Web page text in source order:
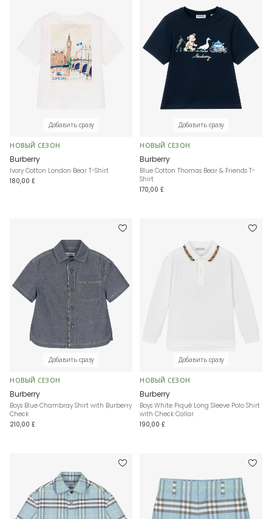
Добавить сразу
НОВЫЙ СЕЗОН
Burberry
Ivory Cotton London Bear T-Shirt
180,00 £
Добавить сразу
НОВЫЙ СЕЗОН
Burberry
Blue Cotton Thomas Bear & Friends T-
Shirt
170,00 £
Добавить сразу
НОВЫЙ СЕЗОН
Burberry
Boys Blue Chambray Shirt with Burberry
Check
210,00 £
Добавить сразу
НОВЫЙ СЕЗОН
Burberry
Boys White Piqué Long Sleeve Polo Shirt
with Check Collar
190,00 £